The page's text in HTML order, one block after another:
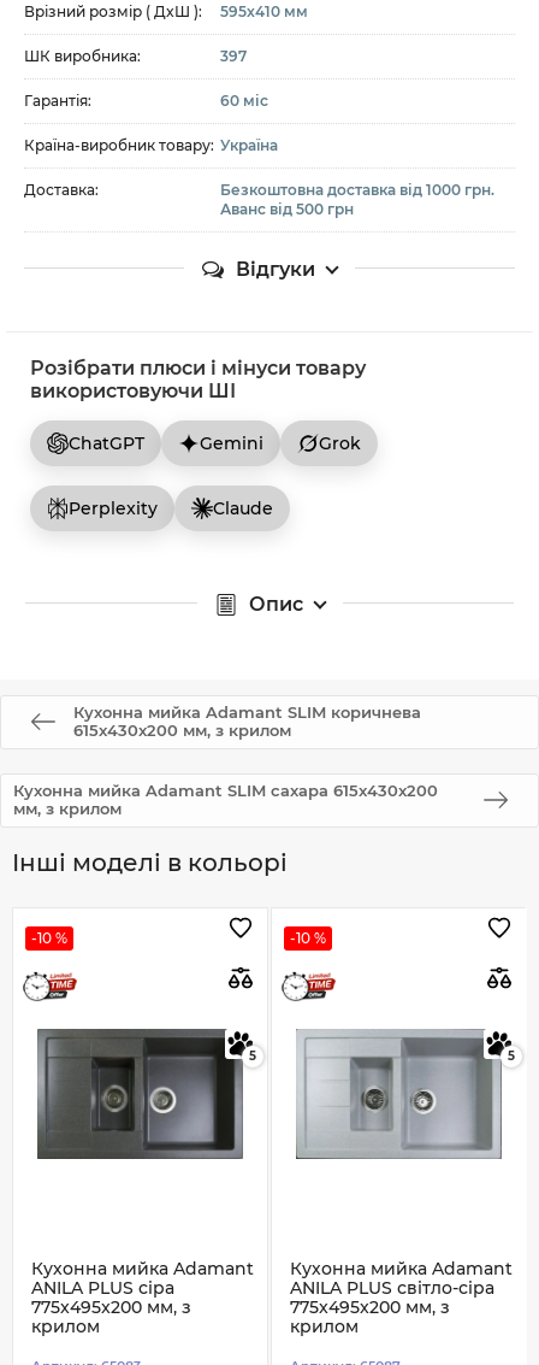
Врізний розмір ( ДxШ ): 595x410 мм
ШК виробника: 397
Гарантія: 60 міс
Країна-виробник товару: Україна
Доставка:
Безкоштовна доставка від 1000 грн.
Аванс від 500 грн
Відгуки
Розібрати плюси і мінуси товару
використовуючи ШІ
ChatGPT Gemini Grok
Perplexity Claude
Опис
Кухонна мийка Adamant SLIM коричнева
615x430x200 мм, з крилом
Кухонна мийка Adamant SLIM сахара 615x430x200
мм, з крилом
Інші моделі в кольорі
-10 %
5
Кухонна мийка Adamant
ANILA PLUS сіра
775x495x200 мм, з
крилом
-10 %
5
Кухонна мийка Adamant
ANILA PLUS світло-сіра
775x495x200 мм, з
крилом